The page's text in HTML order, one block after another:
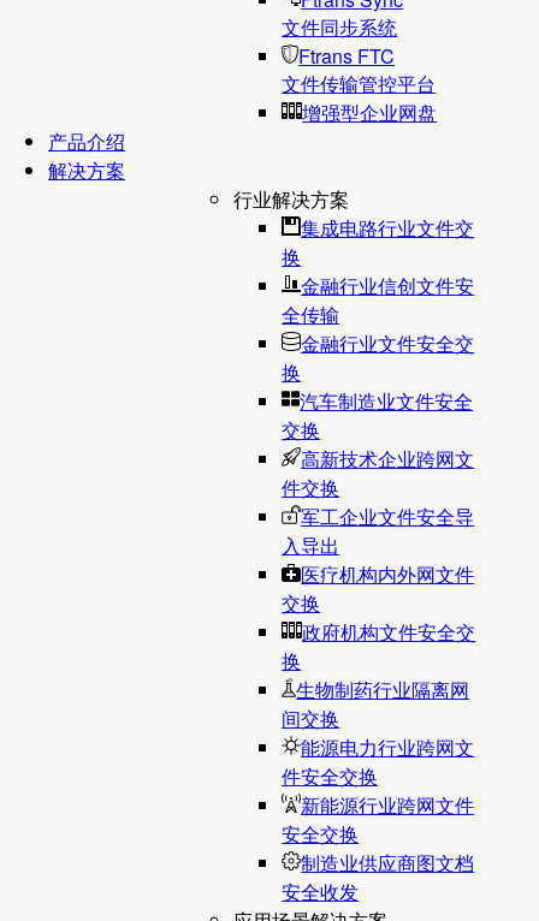
文件同步系统
Ftrans FTC
文件传输管控平台
增强型企业网盘
产品介绍
解决方案
行业解决方案
集成电路行业文件交
换
金融行业信创文件安
全传输
金融行业文件安全交
换
汽车制造业文件安全
交换
高新技术企业跨网文
件交换
军工企业文件安全导
入导出
医疗机构内外网文件
交换
政府机构文件安全交
换
生物制药行业隔离网
间交换
能源电力行业跨网文
件安全交换
新能源行业跨网文件
安全交换
制造业供应商图文档
安全收发